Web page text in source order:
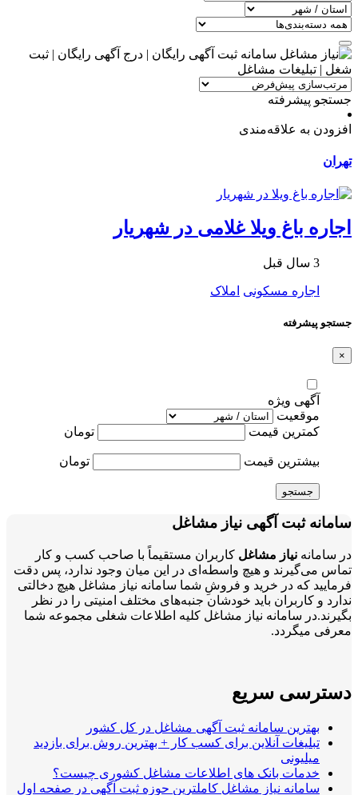
جستجو پیشرفته
افزودن به علاقه‌مندی
تهران
اجاره باغ ویلا غلامی در شهریار
3 سال قبل
اجاره مسکونی املاک
جستجو پیشرفته
×
آگهی ویژه
موقعیت
کمترین قیمت
تومان
بیشترین قیمت تومان
جستجو
سامانه ثبت آگهی نیاز مشاغل
در سامانه نیاز مشاغل کاربران مستقیماً با صاحب کسب و کار
تماس می‌گیرند و هیچ واسطه‌ای در این میان وجود ندارد، پس دقت
فرمایید که در خرید و فروشِ شما سامانه نیاز مشاغل هیچ دخالتی
ندارد و کاربران باید خودشان جنبه‌های مختلف امنیتی را در نظر
بگیرند.در سامانه نیاز مشاغل کلیه اطلاعات شغلی مجموعه شما
معرفی میگردد.
دسترسی سریع
بهترین سامانه ثبت آگهی مشاغل در کل کشور
تبلیغات آنلاین برای کسب کار + بهترین روش برای بازدید
میلیونی
خدمات بانک های اطلاعات مشاغل کشوری چیست؟
سامانه نیاز مشاغل کاملترین حوزه ثبت آگهی در صفحه اول